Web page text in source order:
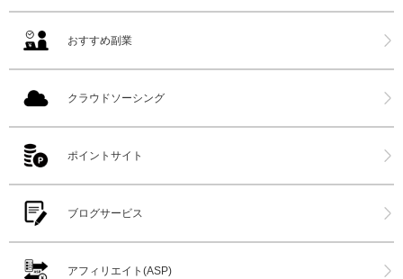
おすすめ副業
クラウドソーシング
ポイントサイト
ブログサービス
アフィリエイト(ASP)